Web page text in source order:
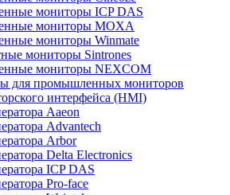
мониторы ICP DAS
мониторы MOXA
мониторы Winmate
мониторы Sintrones
мониторы NEXCOM
для промышленных мониторов
интерфейса (HMI)
Aaeon
Advantech
Arbor
Delta Electronics
ICP DAS
Pro-face